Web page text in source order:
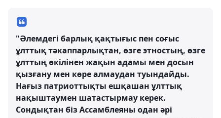
"Әлемдегі барлық қақтығыс пен соғыс
ұлттық тәкаппарлықтан, өзге этностың, өзге
ұлттың өкілінен жақын адамы мен досын
қызғану мен көре алмаудан туындайды.
Нағыз патриоттықты ешқашан ұлттық
нақыштаумен шатастырмау керек.
Сондықтан біз Ассамблеяны одан әрі